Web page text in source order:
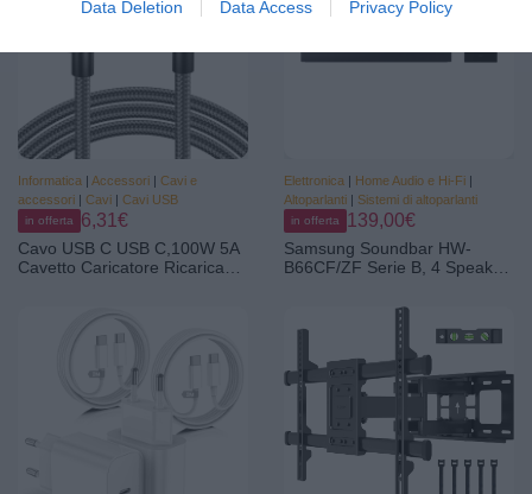
Data Deletion Data Access Privacy Policy
Informatica | Accessori | Cavi e
accessori | Cavi | Cavi USB
in offerta 6,31€
Cavo USB C USB C,100W 5A
Cavetto Caricatore Ricarica
iPhone 17 15 16 Pro Max/Plus
Samsung Galaxy S24 S25
Elettronica | Home Audio e Hi-Fi |
Altoparlanti | Sistemi di altoparlanti
in offerta 139,00€
Samsung Soundbar HW-
B66CF/ZF Serie B, 4 Speaker,
3.1 Canali, DTS 5.1ch,
Surround Sound Expansion,
Voice Enhance Mode, Black,
2025